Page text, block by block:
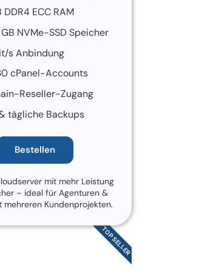
DDR4 ECC RAM
NVMe-SSD Speicher
s Anbindung
cPanel-Accounts
Reseller-Zugang
tägliche Backups
Bestellen
mit mehr Leistung
– ideal für Agenturen &
mehreren Kundenprojekten.
TOP SELLER